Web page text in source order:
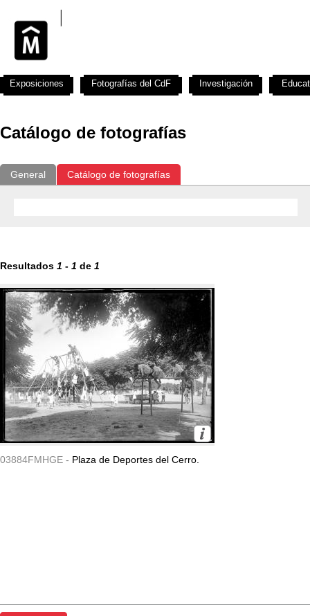
Catálogo de fotografías
General Catálogo de fotografías
Resultados 1 - 1 de 1
03884FMHGE - Plaza de Deportes del Cerro.
Exposiciones Fotografías del CdF Investigación